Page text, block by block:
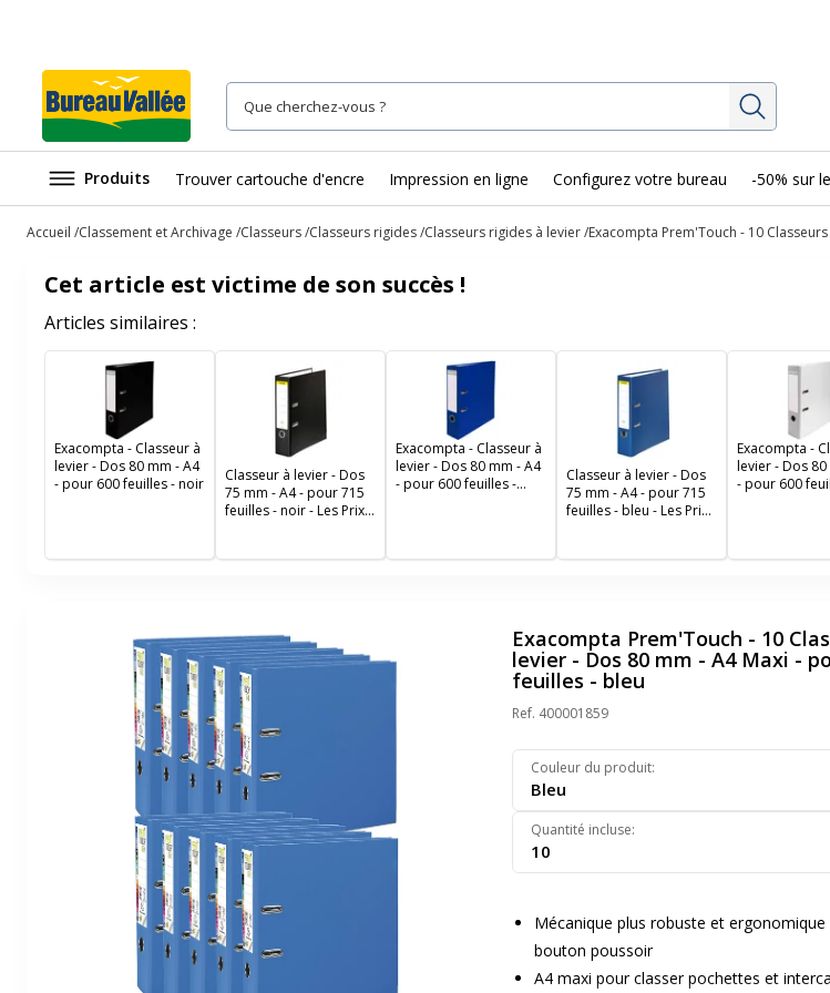
Produits Trouver cartouche d'encre Impression en ligne Configurez votre bureau -50% sur
Accueil Classement et Archivage Classeurs Classeurs rigides Classeurs rigides à levier Exacompta Prem'Touch - 10
Cet article est victime de son succès !
Articles similaires :
Exacompta - Classeur à
levier - Dos 80 mm - A4
- pour 600 feuilles - noir
Classeur à levier - Dos
75 mm - A4 - pour 715
feuilles - noir - Les Prix
Exacompta - Classeur à
levier - Dos 80 mm - A4
- pour 600 feuilles -
Classeur à levier - Dos
75 mm - A4 - pour 715
feuilles - bleu - Les Prix
Exacompta -
levier - Dos
- pour 600
Exacompta Prem'Touch - 10
levier - Dos 80 mm - A4 Maxi -
feuilles - bleu
Ref. 400001859
Couleur du produit:
Bleu
Quantité incluse:
10
Mécanique plus robuste et ergonomique
bouton poussoir
A4 maxi pour classer pochettes et